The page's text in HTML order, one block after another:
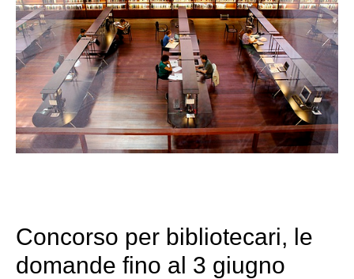
Concorso per bibliotecari, le
domande fino al 3 giugno